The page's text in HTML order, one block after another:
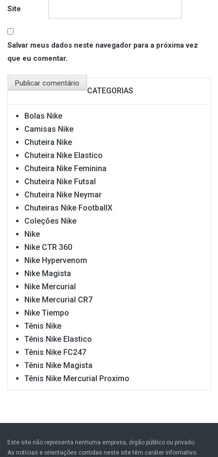
Site
Salvar meus dados neste navegador para a próxima vez
que eu comentar.
CATEGORIAS
Bolas Nike
Camisas Nike
Chuteira Nike
Chuteira Nike Elastico
Chuteira Nike Feminina
Chuteira Nike Futsal
Chuteira Nike Neymar
Chuteiras Nike FootballX
Coleções Nike
Nike
Nike CTR 360
Nike Hypervenom
Nike Magista
Nike Mercurial
Nike Mercurial CR7
Nike Tiempo
Tênis Nike
Tênis Nike Elastico
Tênis Nike FC247
Tênis Nike Magista
Tênis Nike Mercurial Proximo
Este site não representa nenhuma empresa, órgão público ou privado.
As notícias e orientações contidas neste site têm caráter informativo.